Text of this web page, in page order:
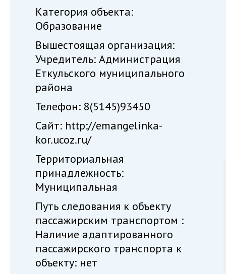
Категория объекта:
Образование
Вышестоящая организация:
Учредитель: Администрация
Еткульского муниципального
района
Телефон: 8(5145)93450
Сайт: http://emangelinka-
kor.ucoz.ru/
Территориальная
принадлежность:
Муниципальная
Путь следования к объекту
пассажирским транспортом :
Наличие адаптированного
пассажирского транспорта к
объекту: нет